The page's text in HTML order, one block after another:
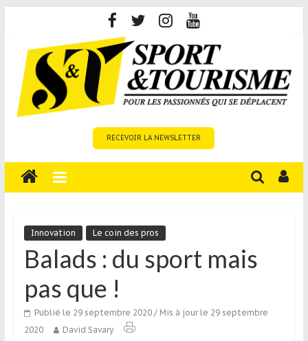
content
Tourisme
est
média
sur
tourisme
sportif
qui
s’adresse
RECEVOIR LA NEWSLETTER
Innovation Le coin des pros
Balads : du sport mais
pas que !
Publié le 29 septembre 2020/ Mis à jour le 29 septembre
2020
David Savary